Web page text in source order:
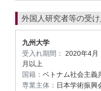
外国人研究者等の受
九州大学
受入れ期間：
2020年4月
月以上
国籍： ベトナム社会主義
専業主体： 日本学術振興